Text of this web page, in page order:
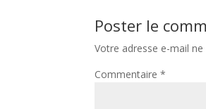
Poster le
Votre adresse e-mail ne
Commentaire*